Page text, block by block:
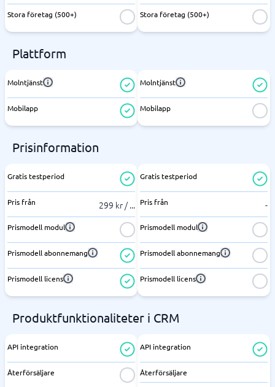
Stora företag (500+) Stora företag (500+)
Plattform
Molntjänst
Mobilapp
Molntjänst
Mobilapp
Prisinformation
Gratis testperiod
Pris från 299 kr /...
Prismodell modul
Prismodell abonnemang
Prismodell licens
Gratis testperiod
Pris från -
Prismodell modul
Prismodell abonnemang
Prismodell licens
Produktfunktionaliteter i CRM
API integration
Återförsäljare
API integration
Återförsäljare